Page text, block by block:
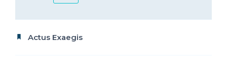
Actus Exaegis